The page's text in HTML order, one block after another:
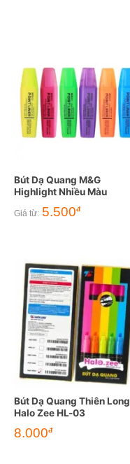
Bút Dạ Quang M&G
Highlight Nhiều Màu
Giá từ: 5.500đ
Bút Dạ Quang Thiên Long
Halo Zee HL-03
8.000đ